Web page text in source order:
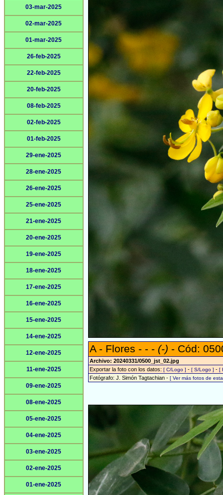
03-mar-2025
02-mar-2025
01-mar-2025
26-feb-2025
22-feb-2025
20-feb-2025
08-feb-2025
02-feb-2025
01-feb-2025
29-ene-2025
28-ene-2025
26-ene-2025
25-ene-2025
21-ene-2025
20-ene-2025
19-ene-2025
18-ene-2025
17-ene-2025
16-ene-2025
15-ene-2025
14-ene-2025
12-ene-2025
11-ene-2025
09-ene-2025
08-ene-2025
05-ene-2025
04-ene-2025
03-ene-2025
02-ene-2025
01-ene-2025
A - Flores - - - (-) - Cód:
Archivo: 20240331/0500_jst_02.jpg
Exportar la foto con los datos: [ C/Logo ] - [ S/Logo ] - [
Fotógrafo: J. Simón Tagtachian - [ Ver más fotos de